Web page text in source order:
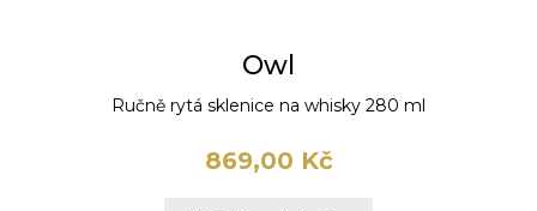
Owl
Ručně rytá sklenice na whisky 280 ml
869,00 Kč